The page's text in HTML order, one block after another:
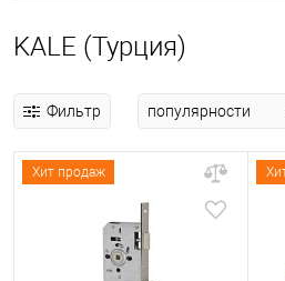
KALE (Турция)
Фильтр
Хит продаж